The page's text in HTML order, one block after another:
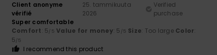
Client anonyme
vérifié
25. tammikuuta
2026
Verified
purchase
Super comfortable
Comfort: 5/5 Value for money: 5 /5 Size: Too large Color:
5/5
I recommend this product